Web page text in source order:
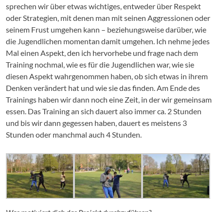
sprechen wir über etwas wichtiges, entweder über Respekt
oder Strategien, mit denen man mit seinen Aggressionen oder
seinem Frust umgehen kann – beziehungsweise darüber, wie
die Jugendlichen momentan damit umgehen. Ich nehme jedes
Mal einen Aspekt, den ich hervorhebe und frage nach dem
Training nochmal, wie es für die Jugendlichen war, wie sie
diesen Aspekt wahrgenommen haben, ob sich etwas in ihrem
Denken verändert hat und wie sie das finden. Am Ende des
Trainings haben wir dann noch eine Zeit, in der wir gemeinsam
essen. Das Training an sich dauert also immer ca. 2 Stunden
und bis wir dann gegessen haben, dauert es meistens 3
Stunden oder manchmal auch 4 Stunden.